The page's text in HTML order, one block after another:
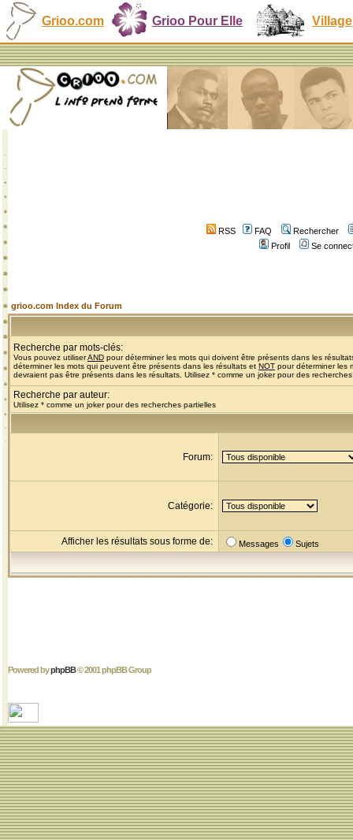
Grioo.com Grioo Pour Elle Village
RSS FAQ
Rechercher
Profil
Se
grioo.com Index du Forum
Recherche par mots-clés:
Vous pouvez utiliserAND pour déterminer les mots qui doivent être présents dans les
déterminer les mots qui peuvent être présents dans les résultats et NOT pour déterminer les
devraient pas être présents dans les résultats. Utilisez * comme un joker pour des
Recherche par auteur:
Utilisez * comme un joker pour des recherches partielles
Forum:
Catégorie:
Afficher les résultats sous forme de: Messages Sujets
Powered byphpBB© 2001 phpBB Group